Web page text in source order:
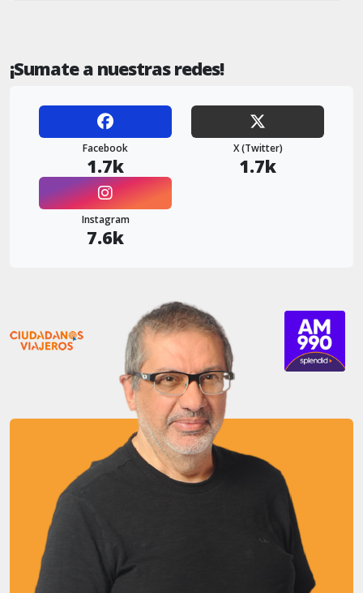
¡Sumate a nuestras redes!
Facebook
1.7k
X (Twitter)
1.7k
Instagram
7.6k